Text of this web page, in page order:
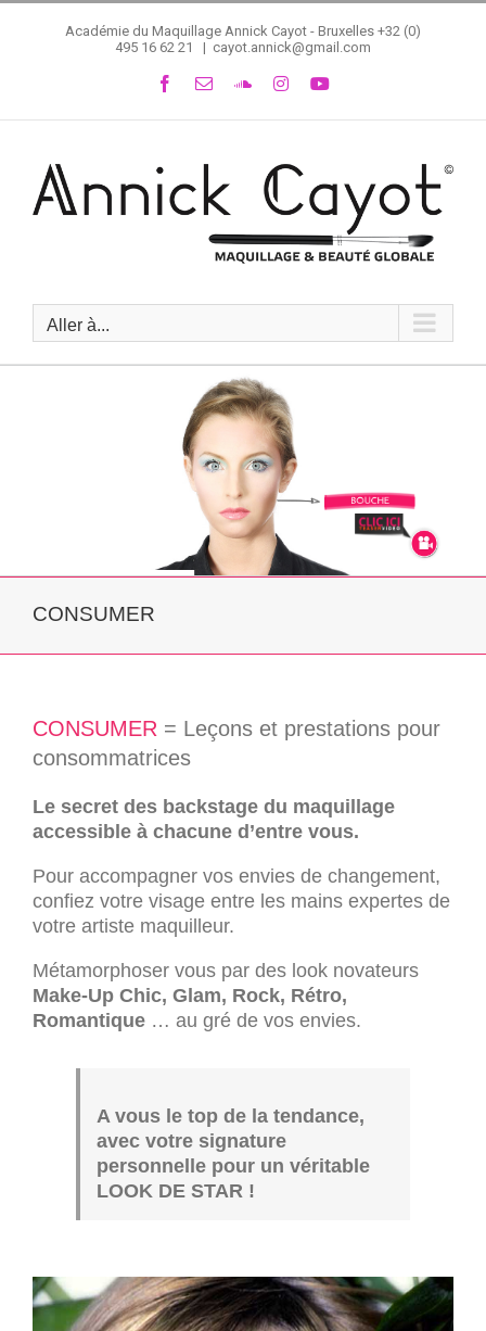
Passer
Académie du Maquillage Annick Cayot - Bruxelles +32 (0)
495 16 62 21
| cayot.annick@gmail.com
Facebook
EmailSoundCloud
InstagramYouTube
Aller à...
CONSUMER
CONSUMER = Leçons et prestations pour
consommatrices
Le secret des backstage du maquillage
accessible à chacune d’entre vous.
Pour accompagner vos envies de changement,
confiez votre visage entre les mains expertes de
votre artiste maquilleur.
Métamorphoser vous par des look novateurs
Make-Up Chic, Glam, Rock, Rétro,
Romantique … au gré de vos envies.
A vous le top de la tendance,
avec votre signature
personnelle pour un véritable
LOOK DE STAR !